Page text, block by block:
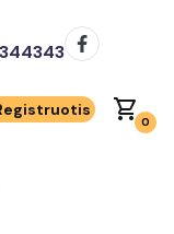
shopping_cart0